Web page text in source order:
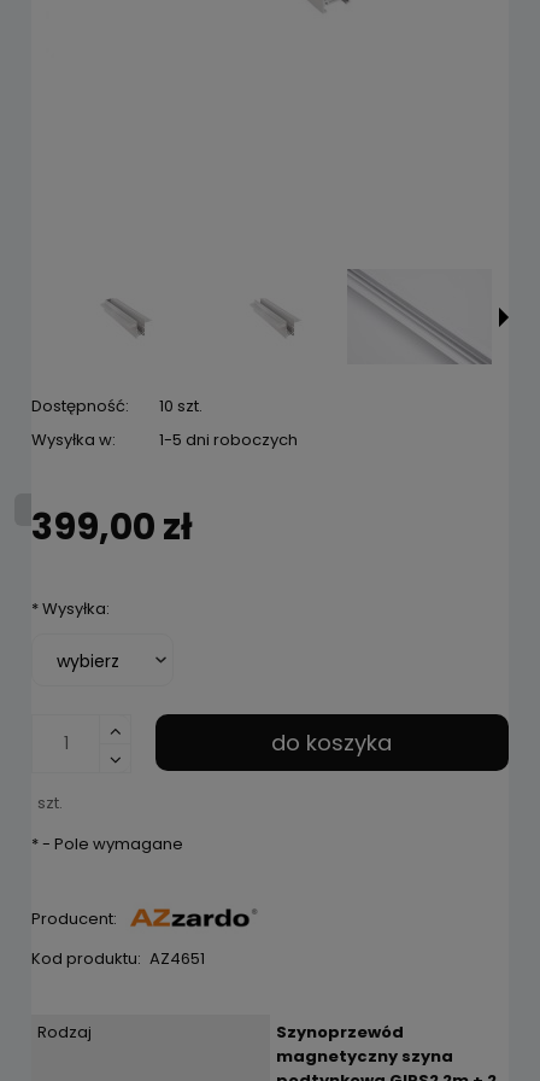
Dostępność:
10 szt.
Wysyłka w:
1-5 dni roboczych
399,00 zł
*Wysyłka:
szt.
do koszyka
*- Pole wymagane
Producent:
Kod produktu: AZ4651
Rodzaj
Szynoprzewód
magnetyczny szyna